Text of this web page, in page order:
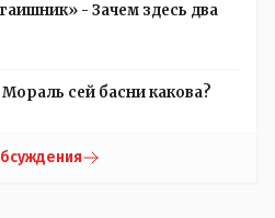
- Зачем здесь два
сей басни какова?